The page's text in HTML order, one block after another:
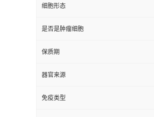
细胞形态
是否是肿瘤细胞
保质期
器官来源
免疫类型